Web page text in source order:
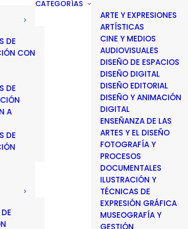
DE
CON
DE
A
DE
CATEGORÍAS
ARTE Y EXPRESIONES
ARTÍSTICAS
CINE Y MEDIOS
AUDIOVISUALES
DISEÑO DE ESPACIOS
DISEÑO DIGITAL
DISEÑO EDITORIAL
DISEÑO Y ANIMACIÓN
DIGITAL
ENSEÑANZA DE LAS
ARTES Y EL DISEÑO
FOTOGRAFÍA Y
PROCESOS
DOCUMENTALES
ILUSTRACIÓN Y
TÉCNICAS DE
EXPRESIÓN GRÁFICA
MUSEOGRAFÍA Y
GESTIÓN